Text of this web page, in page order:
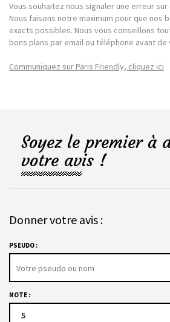
Vous souhaitez nous signaler une erreur sur
Nous faisons notre maximum pour que nos
exacts possibles. Nous vous conseillons
bons plans par email ou téléphone avant de
Communiquez sur Paris Friendly, cliquez ici
Soyez le premier à
votre avis !
Donner votre avis :
PSEUDO :
NOTE :
5